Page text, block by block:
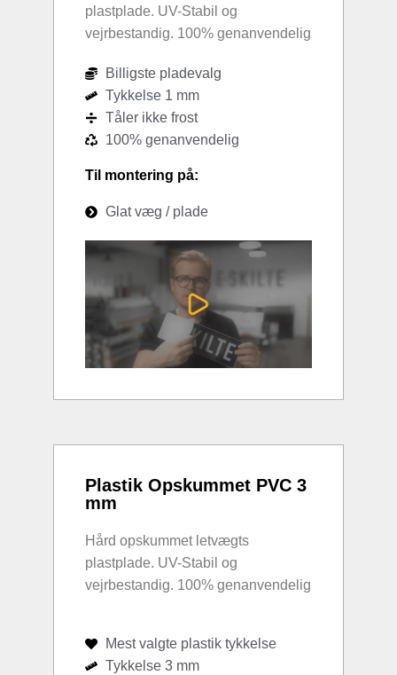
plastplade. UV-Stabil og
vejrbestandig. 100% genanvendelig
Billigste pladevalg
Tykkelse 1 mm
Tåler ikke frost
100% genanvendelig
Til montering på:
Glat væg / plade
Plastik Opskummet PVC 3
mm
Hård opskummet letvægts
plastplade. UV-Stabil og
vejrbestandig. 100% genanvendelig
Mest valgte plastik tykkelse
Tykkelse 3 mm